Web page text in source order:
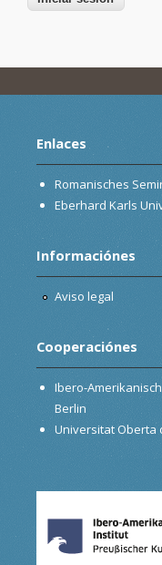
Enlaces
Romanisches
Eberhard Karls
Informaciónes
Aviso legal
Cooperaciónes
Ibero-
Berlin
Universitat Oberta